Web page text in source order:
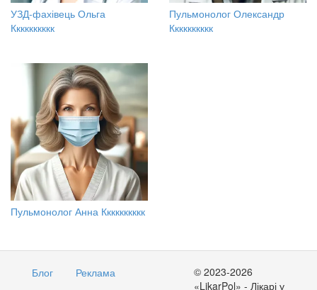
УЗД-фахівець Ольга
Кккккккккк
Пульмонолог Олександр
Кккккккккк
Пульмонолог Анна Кккккккккк
Блог Реклама
© 2023-2026
«LikarPol» - Лікарі у